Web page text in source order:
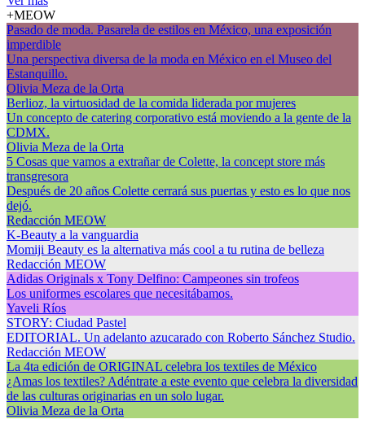
+MEOW
Pasado de moda. Pasarela de estilos en México, una exposición
imperdible
Una perspectiva diversa de la moda en México en el Museo del
Estanquillo.
Olivia Meza de la Orta
Berlioz, la virtuosidad de la comida liderada por mujeres
Un concepto de catering corporativo está moviendo a la gente de la
CDMX.
Olivia Meza de la Orta
5 Cosas que vamos a extrañar de Colette, la concept store más
transgresora
Después de 20 años Colette cerrará sus puertas y esto es lo que nos
dejó.
Redacción MEOW
K-Beauty a la vanguardia
Momiji Beauty es la alternativa más cool a tu rutina de belleza
Redacción MEOW
Adidas Originals x Tony Delfino: Campeones sin trofeos
Los uniformes escolares que necesitábamos.
Yaveli Ríos
STORY: Ciudad Pastel
EDITORIAL. Un adelanto azucarado con Roberto Sánchez Studio.
Redacción MEOW
La 4ta edición de ORIGINAL celebra los textiles de México
¿Amas los textiles? Adéntrate a este evento que celebra la diversidad
de las culturas originarias en un solo lugar.
Olivia Meza de la Orta